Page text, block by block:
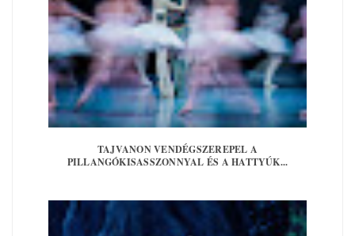
TAJVANON VENDÉGSZEREPEL A
PILLANGÓKISASSZONNYAL ÉS A HATTYÚK...